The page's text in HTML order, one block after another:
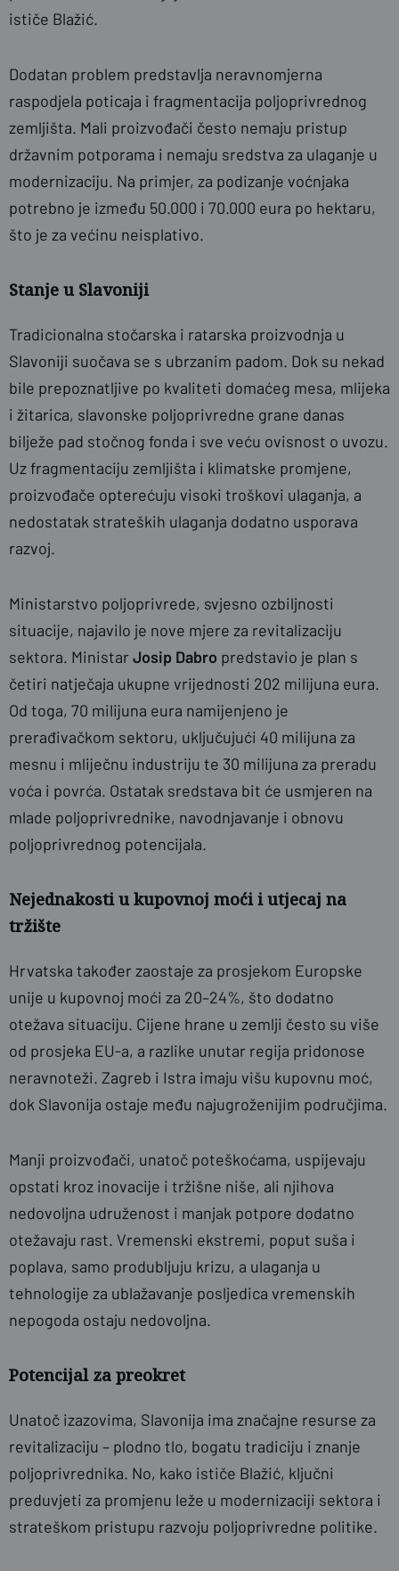
ističe Blažić.
Dodatan problem predstavlja neravnomjerna
raspodjela poticaja i fragmentacija poljoprivrednog
zemljišta. Mali proizvođači često nemaju pristup
državnim potporama i nemaju sredstva za ulaganje u
modernizaciju. Na primjer, za podizanje voćnjaka
potrebno je između 50.000 i 70.000 eura po hektaru,
što je za većinu neisplativo.
Stanje u Slavoniji
Tradicionalna stočarska i ratarska proizvodnja u
Slavoniji suočava se s ubrzanim padom. Dok su nekad
bile prepoznatljive po kvaliteti domaćeg mesa, mlijeka
i žitarica, slavonske poljoprivredne grane danas
bilježe pad stočnog fonda i sve veću ovisnost o uvozu.
Uz fragmentaciju zemljišta i klimatske promjene,
proizvođače opterećuju visoki troškovi ulaganja, a
nedostatak strateških ulaganja dodatno usporava
razvoj.
Ministarstvo poljoprivrede, svjesno ozbiljnosti
situacije, najavilo je nove mjere za revitalizaciju
sektora. Ministar Josip Dabro predstavio je plan s
četiri natječaja ukupne vrijednosti 202 milijuna eura.
Od toga, 70 milijuna eura namijenjeno je
prerađivačkom sektoru, uključujući 40 milijuna za
mesnu i mliječnu industriju te 30 milijuna za preradu
voća i povrća. Ostatak sredstava bit će usmjeren na
mlade poljoprivrednike, navodnjavanje i obnovu
poljoprivrednog potencijala.
Nejednakosti u kupovnoj moći i utjecaj na
tržište
Hrvatska također zaostaje za prosjekom Europske
unije u kupovnoj moći za 20–24%, što dodatno
otežava situaciju. Cijene hrane u zemlji često su više
od prosjeka EU-a, a razlike unutar regija pridonose
neravnoteži. Zagreb i Istra imaju višu kupovnu moć,
dok Slavonija ostaje među najugroženijim područjima.
Manji proizvođači, unatoč poteškoćama, uspijevaju
opstati kroz inovacije i tržišne niše, ali njihova
nedovoljna udruženost i manjak potpore dodatno
otežavaju rast. Vremenski ekstremi, poput suša i
poplava, samo produbljuju krizu, a ulaganja u
tehnologije za ublažavanje posljedica vremenskih
nepogoda ostaju nedovoljna.
Potencijal za preokret
Unatoč izazovima, Slavonija ima značajne resurse za
revitalizaciju – plodno tlo, bogatu tradiciju i znanje
poljoprivrednika. No, kako ističe Blažić, ključni
preduvjeti za promjenu leže u modernizaciji sektora i
strateškom pristupu razvoju poljoprivredne politike.